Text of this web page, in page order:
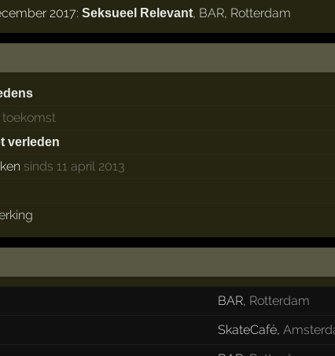
2017: Seksueel Relevant, BAR, Rotterdam
toekomst
verleden
sinds 11 april 2013
BAR, Rotterdam
SkateCafé,